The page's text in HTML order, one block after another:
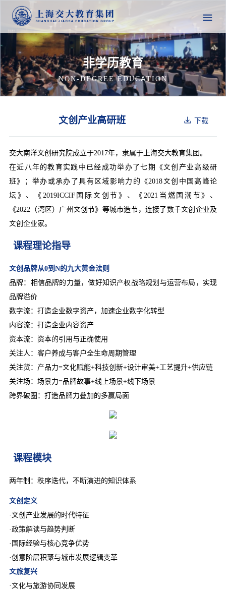
非学历教育
NON-DEGREE EDUCATION
文创产业高研班 下载
交大南洋文创研究院成立于2017年，隶属于上海交大教育集团。
在近八年的教育实践中已经成功举办了七期《文创产业高级研
班》；举办或承办了具有区域影响力的《2018文创中国高峰论
坛》、《2019ICCIF国际文创节》、《2021当燃国潮节》、
《2022（湾区）广州文创节》等城市造节，连接了数千文创企业及
文创企业家。
课程理论指导
文创品牌从0到N的九大黄金法则
品牌：相信品牌的力量，做好知识产权战略规划与运营布局，实现
品牌溢价
数字流：打造企业数字资产，加速企业数字化转型
内容流：打造企业内容资产
资本流：资本的引用与正确使用
关注人：客户养成与客户全生命周期管理
关注货：产品力=文化赋能+科技创新+设计审美+工艺提升+供应链
关注场：场景力=品牌故事+线上场景+线下场景
跨界破圈：打造品牌力叠加的多赢局面
课程模块
两年制：秩序迭代，不断演进的知识体系
文创定义
·文创产业发展的时代特征
·政策解读与趋势判断
·国际经验与核心竞争优势
·创意阶层积聚与城市发展逻辑变革
文旅复兴
·文化与旅游协同发展